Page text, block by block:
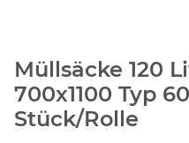
Müllsäcke 120
700x1100 Typ
Stück/Rolle